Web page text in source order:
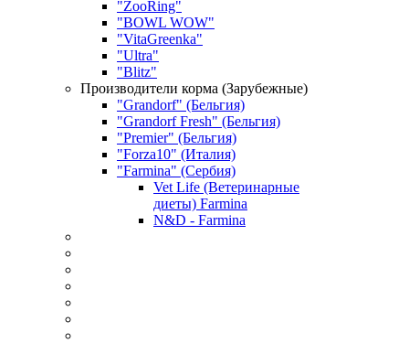
"ZooRing"
"BOWL WOW"
"VitaGreenka"
"Ultra"
"Blitz"
Производители корма (Зарубежные)
"Grandorf" (Бельгия)
"Grandorf Fresh" (Бельгия)
"Premier" (Бельгия)
"Forza10" (Италия)
"Farmina" (Сербия)
Vet Life (Ветеринарные
диеты) Farmina
N&D - Farmina